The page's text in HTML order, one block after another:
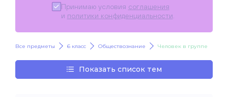
Принимаю условия соглашения
и политики конфиденциальности
Все предметы 6 класс Обществознание Человек в группе
Показать список тем